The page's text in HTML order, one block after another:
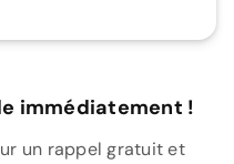
immédiatement !
un rappel gratuit et